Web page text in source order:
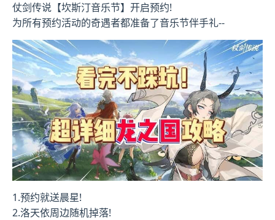
仗剑传说【坎斯汀音乐节】开启预约!
为所有预约活动的奇遇者都准备了音乐节伴手礼--
1.预约就送晨星!
2.洛天依周边随机掉落!